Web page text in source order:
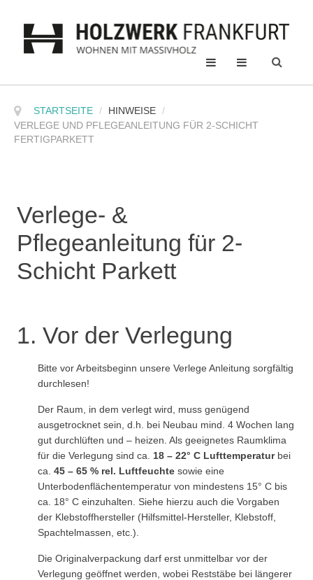
STARTSEITE / HINWEISE /
VERLEGE UND PFLEGEANLEITUNG FÜR 2-SCHICHT
FERTIGPARKETT
Verlege- &
Pflegeanleitung für 2-
Schicht Parkett
1. Vor der Verlegung
Bitte vor Arbeitsbeginn unsere Verlege Anleitung sorgfältig
durchlesen!
Der Raum, in dem verlegt wird, muss genügend
ausgetrocknet sein, d.h. bei Neubau mind. 4 Wochen lang
gut durchlüften und – heizen. Als geeignetes Raumklima
für die Verlegung sind ca. 18 – 22° C Lufttemperaturbei
ca. 45 – 65 % rel. Luftfeuchte sowie eine
Unterbodenflächentemperatur von mindestens 15° C bis
ca. 18° C einzuhalten. Siehe hierzu auch die Vorgaben
der Klebstoffhersteller (Hilfsmittel-Hersteller, Klebstoff,
Spachtelmassen, etc.).
Die Originalverpackung darf erst unmittelbar vor der
Verlegung geöffnet werden, wobei Reststäbe bei längerer